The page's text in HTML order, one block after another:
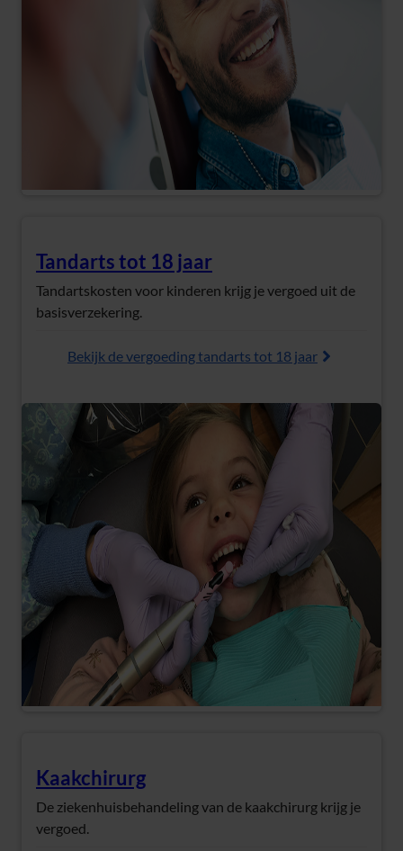
Tandarts tot 18 jaar
(Opent in nieuw tabblad)
Tandartskosten voor kinderen krijg je vergoed uit de
basisverzekering.
Bekijk de vergoeding tandarts tot 18 jaar
Kaakchirurg
(Opent in nieuw tabblad)
De ziekenhuisbehandeling van de kaakchirurg krijg je
vergoed.